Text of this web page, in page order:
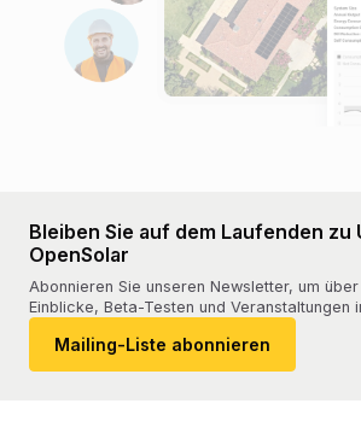
Bleiben Sie auf dem Laufenden zu
OpenSolar
Abonnieren Sie unseren Newsletter, um
Einblicke, Beta-Testen und Veranstaltungen
Mailing-Liste abonnieren